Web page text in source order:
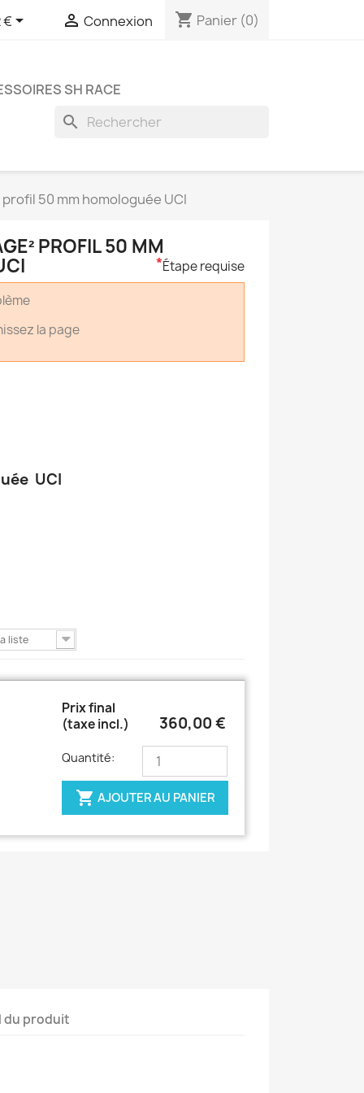
€  Connexion shopping_cart Panier (0)
SH RACE
search
profil 50 mm homologuée UCI
PROFIL 50 MM
*Étape requise
la page
UCI
liste
Prix final
(taxe incl.)
360,00 €
Quantité:
 AJOUTER AU PANIER
du produit